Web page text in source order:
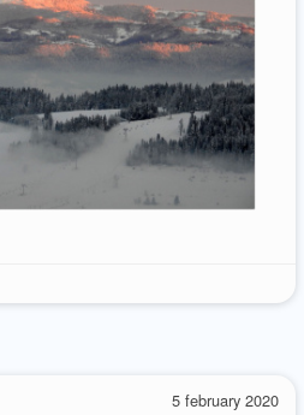
5 february 2020